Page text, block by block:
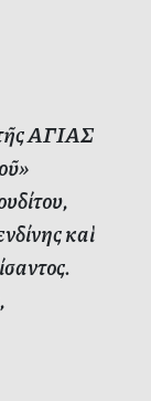
τῆς ΑΓΙΑΣ
καὶ